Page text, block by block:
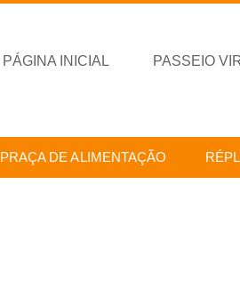
PÁGINA INICIAL PASSEIO
PRAÇA DE ALIMENTAÇÃO